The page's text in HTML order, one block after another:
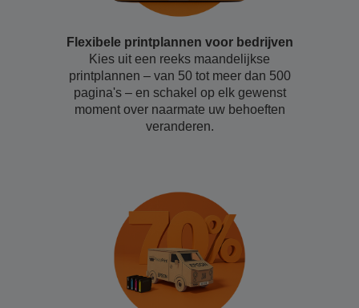
Flexibele printplannen voor bedrijven
Kies uit een reeks maandelijkse
printplannen – van 50 tot meer dan 500
pagina's – en schakel op elk gewenst
moment over naarmate uw behoeften
veranderen.